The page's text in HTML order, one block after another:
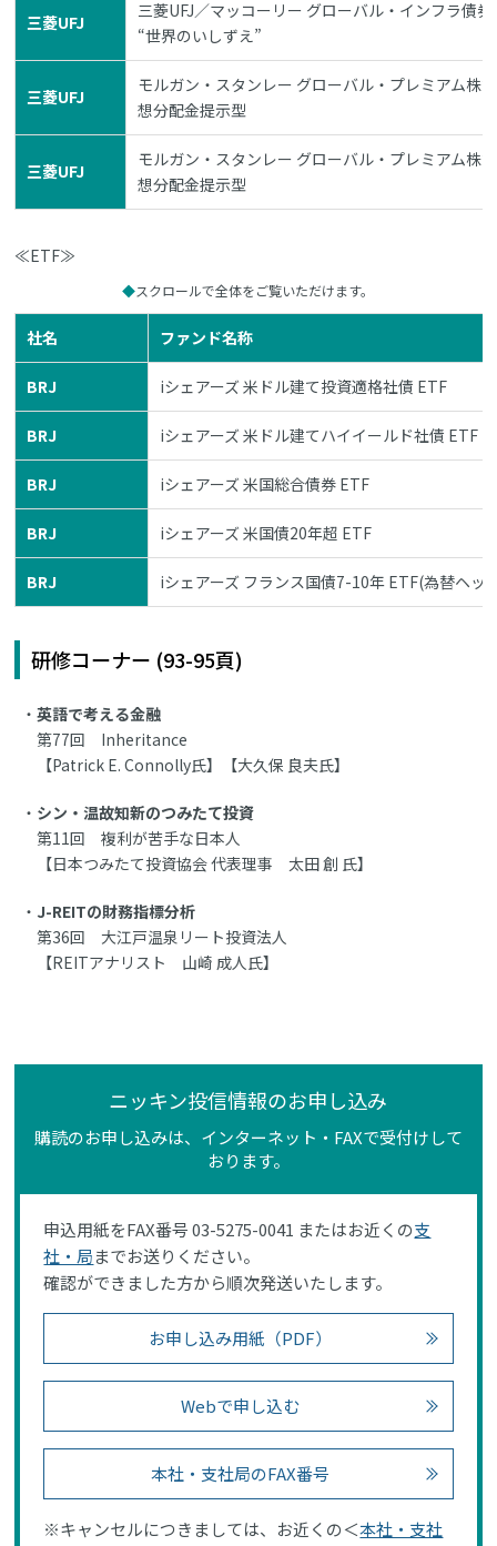
三菱UFJ
三菱UFJ／マッコーリー グローバル・インフラ債
“世界のいしずえ”
三菱UFJ
モルガン・スタンレー グローバル・プレミアム株
想分配金提示型
三菱UFJ
モルガン・スタンレー グローバル・プレミアム株
想分配金提示型
≪ETF≫
スクロールで全体をご覧いただけます。
社名 ファンド名称
BRJ iシェアーズ 米ドル建て投資適格社債 ETF
BRJ iシェアーズ 米ドル建てハイイールド社債 ETF
BRJ iシェアーズ 米国総合債券 ETF
BRJ iシェアーズ 米国債20年超 ETF
BRJ iシェアーズ フランス国債7-10年 ETF(為替ヘッ
研修コーナー (93-95頁)
英語で考える金融
第77回 Inheritance
【Patrick E. Connolly氏】【大久保 良夫氏】
シン・温故知新のつみたて投資
第11回 複利が苦手な日本人
【日本つみたて投資協会 代表理事 太田 創 氏】
J-REITの財務指標分析
第36回 大江戸温泉リート投資法人
【REITアナリスト 山崎 成人氏】
ニッキン投信情報のお申し込み
購読のお申し込みは、インターネット・FAXで受付けして
おります。
申込用紙をFAX番号 03-5275-0041 またはお近くの支
社・局までお送りください。
確認ができました方から順次発送いたします。
お申し込み用紙（PDF）
Webで申し込む
本社・支社局のFAX番号
※キャンセルにつきましては、お近くの＜本社・支社